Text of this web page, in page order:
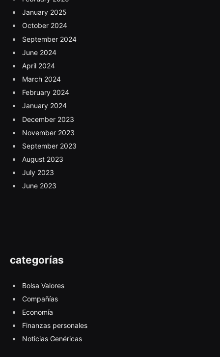
January 2025
October 2024
September 2024
June 2024
April 2024
March 2024
February 2024
January 2024
December 2023
November 2023
September 2023
August 2023
July 2023
June 2023
categorías
Bolsa Valores
Compañías
Economía
Finanzas personales
Noticias Genéricas